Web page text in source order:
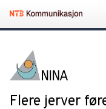
Flere jerver